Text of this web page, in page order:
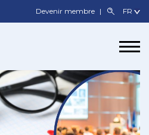
Devenir membre